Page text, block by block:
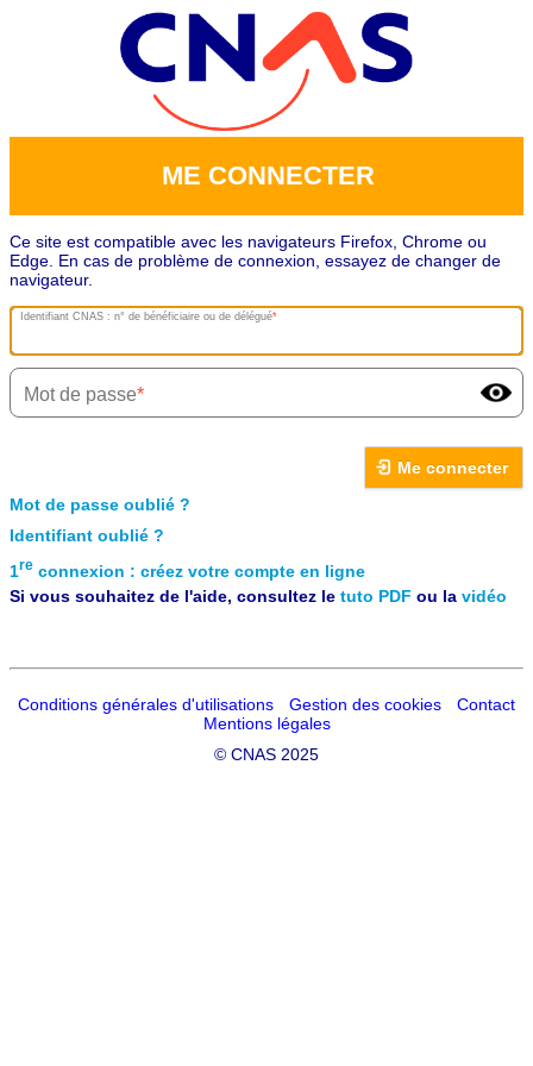
ME CONNECTER
Ce site est compatible avec les navigateurs Firefox, Chrome ou
Edge. En cas de problème de connexion, essayez de changer de
navigateur.
Identifiant CNAS : n° de bénéficiaire ou de délégué
Mot de passe
Me connecter
Mot de passe oublié ?
Identifiant oublié ?
1re connexion : créez votre compte en ligne
Si vous souhaitez de l'aide, consultez le tuto PDF ou la vidéo
Conditions générales d'utilisations Gestion des cookies
Contact
Mentions légales
© CNAS 2025